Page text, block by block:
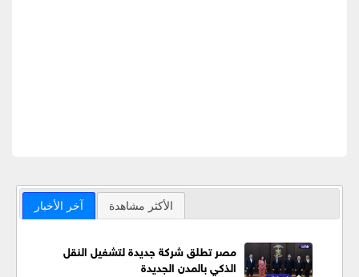
آخر الأخبار الأكثر مشاهدة
مصر تطلق شركة جديدة لتشغيل النقل
الذكي بالمدن الجديدة